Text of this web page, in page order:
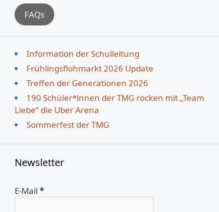
FAQs
Information der Schulleitung
Frühlingsflohmarkt 2026 Update
Treffen der Generationen 2026
190 Schüler*innen der TMG rocken mit „Team
Liebe“ die Uber Arena
Sommerfest der TMG
Newsletter
E-Mail *